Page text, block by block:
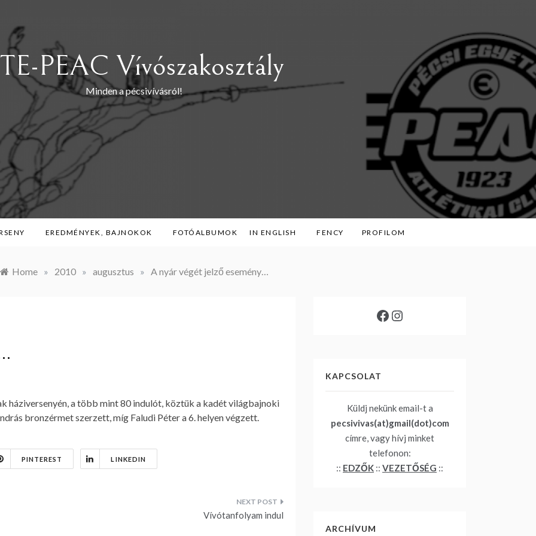
PEAC Vívószakosztály
Minden a pécsivívásról!
EREDMÉNYEK, BAJNOKOK FOTÓALBUMOK IN ENGLISH FENCY PROFILOM
Home » 2010 » augusztus » A nyár végét jelző esemény…
háziversenyén, a több mint 80 indulót, köztük a kadét világbajnoki
bronzérmet szerzett, míg Faludi Péter a 6. helyen végzett.
PINTEREST LINKEDIN
Vívótanfolyam indul
Facebook
Instagram
KAPCSOLAT
Küldj nekünk email-t a
pecsivivas(at)gmail(dot)com
címre, vagy hívj minket
telefonon:
:: EDZŐK :: VEZETŐSÉG ::
ARCHÍVUM